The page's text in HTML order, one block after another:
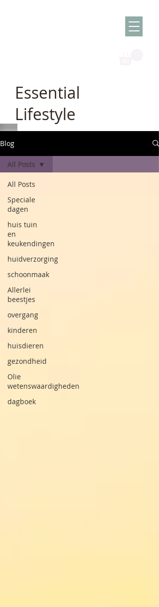
Essential
Lifestyle
Blog
All Posts
Speciale
dagen
huis tuin
en
keukendingen
huidverzorging
schoonmaak
Allerlei
beestjes
overgang
kinderen
huisdieren
gezondheid
Olie
wetenswaardigheden
dagboek
All Posts